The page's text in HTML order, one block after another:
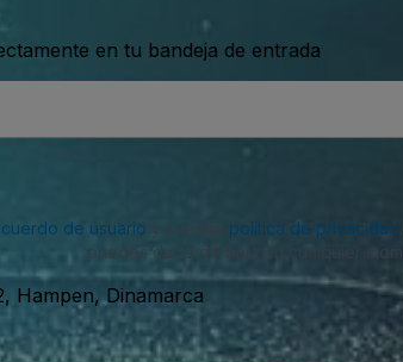
en tu bandeja de entrada
de usuario política de privacidad
puedes darte de baja en cualquier
Hampen, Dinamarca